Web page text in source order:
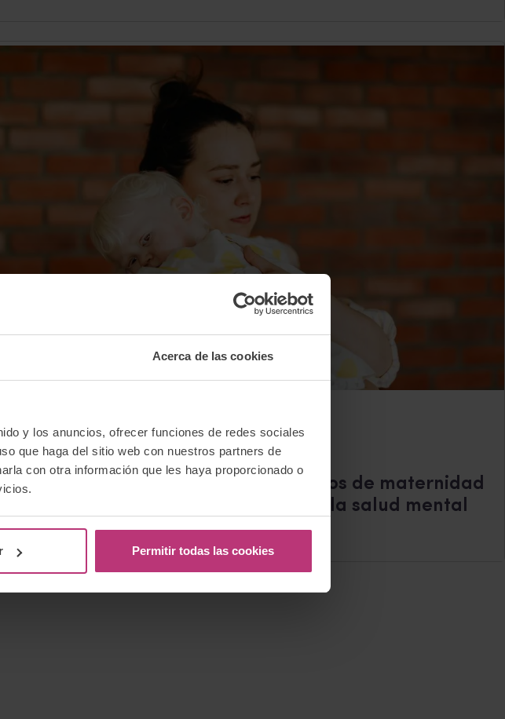
Acerca de las cookies
y los anuncios, ofrecer funciones de redes sociales
que haga del sitio web con nuestros partners de
con otra información que les haya proporcionado o
Permitir todas las cookies
Bebés
Investigación Salud mental perinatal
Un estudio encuentra que los permisos de maternidad
más largos y remunerados protegen la salud mental
de las madres